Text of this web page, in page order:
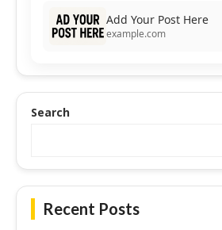
Add Your Post Here
example.com
Search
Recent Posts